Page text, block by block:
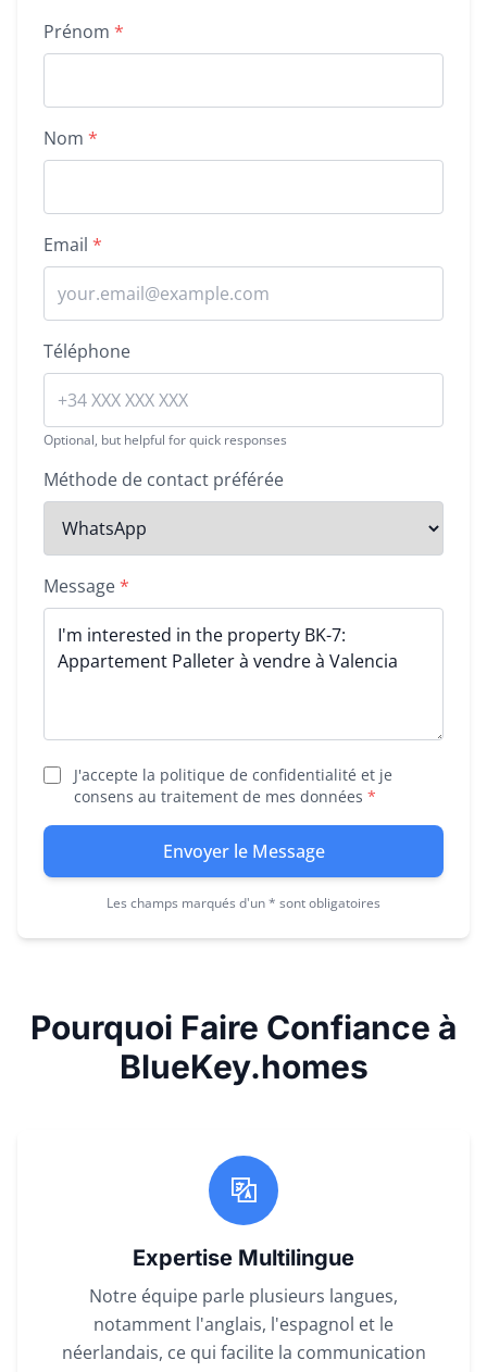
Property inquiry form
Prénom *
Nom *
Email *
Téléphone
Optional, but helpful for quick responses
Méthode de contact préférée
Message*
J'accepte la politique de confidentialité et je
consens au traitement de mes données *
Envoyer le Message
Les champs marqués d'un * sont obligatoires
Pourquoi Faire Confiance à
BlueKey.homes
Expertise Multilingue
Notre équipe parle plusieurs langues,
notamment l'anglais, l'espagnol et le
néerlandais, ce qui facilite la communication